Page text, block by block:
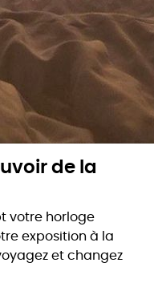
de la
votre horloge
exposition à la
et changez